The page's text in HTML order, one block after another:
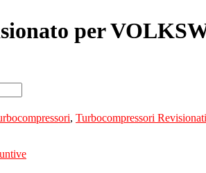
per
, Turbocompressori Revisionati